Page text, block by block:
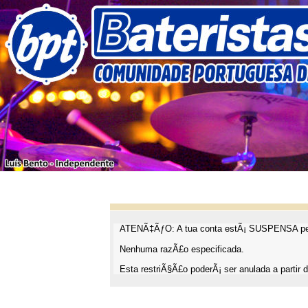
ATENÃ‡ÃƒO: A tua conta estÃ¡ SUSPENSA
Nenhuma razÃ£o especificada.
Esta restriÃ§Ã£o poderÃ¡ ser anulada a partir